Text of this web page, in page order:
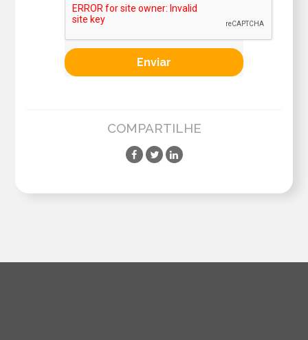
COMPARTILHE